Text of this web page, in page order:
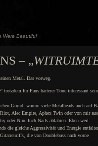
Were Beautiful“
– „
Metal. Das vorweg.
“ trotzdem für Fans härterer Töne interessant sein
Grund, warum viele Metalheads auch auf
Riot, Alec Empire, Aphex Twin oder von mir aus
oder Nine Inch Nails abfahren. Eben weil
die gleiche Aggressivität und Energie
die von Doublebass nach vorne